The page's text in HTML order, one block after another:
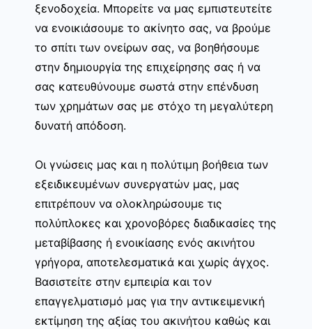
ξενοδοχεία. Μπορείτε να μας εμπιστευτείτε
να ενοικιάσουμε το ακίνητο σας, να βρούμε
το σπίτι των ονείρων σας, να βοηθήσουμε
στην δημιουργία της επιχείρησης σας ή να
σας κατευθύνουμε σωστά στην επένδυση
των χρημάτων σας με στόχο τη μεγαλύτερη
δυνατή απόδοση.
Οι γνώσεις μας και η πολύτιμη βοήθεια των
εξειδικευμένων συνεργατών μας, μας
επιτρέπουν να ολοκληρώσουμε τις
πολύπλοκες και χρονοβόρες διαδικασίες της
μεταβίβασης ή ενοικίασης ενός ακινήτου
γρήγορα, αποτελεσματικά και χωρίς άγχος.
Βασιστείτε στην εμπειρία και τον
επαγγελματισμό μας για την αντικειμενική
εκτίμηση της αξίας του ακινήτου καθώς και